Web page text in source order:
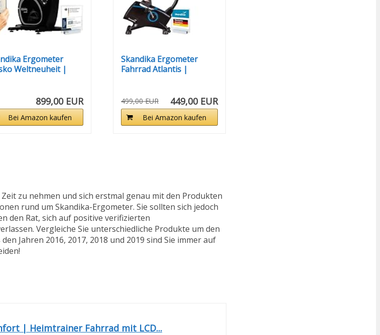
Ergometer
Weltneuheit |
899,00 EUR
Bei Amazon kaufen
Skandika Ergometer
Fahrrad Atlantis |
499,00 EUR 449,00 EUR
Bei Amazon kaufen
zu nehmen und sich erstmal genau mit den Produkten
rund um Skandika-Ergometer. Sie sollten sich jedoch
den Rat, sich auf positive verifizierten
Vergleiche Sie unterschiedliche Produkte um den
Jahren 2016, 2017, 2018 und 2019 sind Sie immer auf
| Heimtrainer Fahrrad mit LCD...